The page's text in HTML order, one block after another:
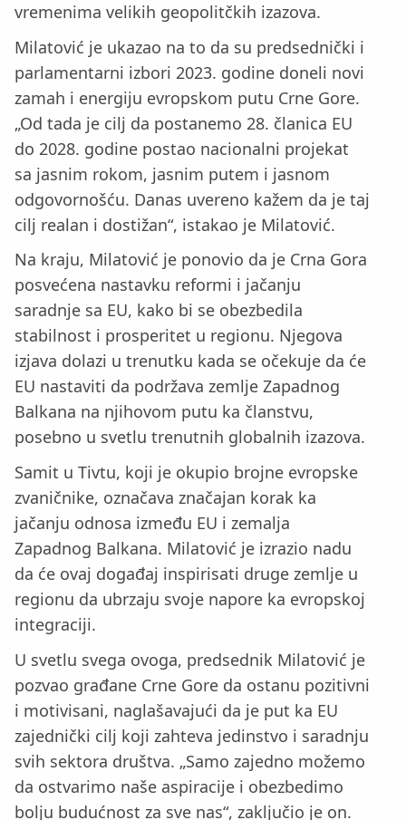
vremenima velikih geopolitčkih izazova.
Milatović je ukazao na to da su predsednički i
parlamentarni izbori 2023. godine doneli novi
zamah i energiju evropskom putu Crne Gore.
„Od tada je cilj da postanemo 28. članica EU
do 2028. godine postao nacionalni projekat
sa jasnim rokom, jasnim putem i jasnom
odgovornošću. Danas uvereno kažem da je taj
cilj realan i dostižan“, istakao je Milatović.
Na kraju, Milatović je ponovio da je Crna Gora
posvećena nastavku reformi i jačanju
saradnje sa EU, kako bi se obezbedila
stabilnost i prosperitet u regionu. Njegova
izjava dolazi u trenutku kada se očekuje da će
EU nastaviti da podržava zemlje Zapadnog
Balkana na njihovom putu ka članstvu,
posebno u svetlu trenutnih globalnih izazova.
Samit u Tivtu, koji je okupio brojne evropske
zvaničnike, označava značajan korak ka
jačanju odnosa između EU i zemalja
Zapadnog Balkana. Milatović je izrazio nadu
da će ovaj događaj inspirisati druge zemlje u
regionu da ubrzaju svoje napore ka evropskoj
integraciji.
U svetlu svega ovoga, predsednik Milatović je
pozvao građane Crne Gore da ostanu pozitivni
i motivisani, naglašavajući da je put ka EU
zajednički cilj koji zahteva jedinstvo i saradnju
svih sektora društva. „Samo zajedno možemo
da ostvarimo naše aspiracije i obezbedimo
bolju budućnost za sve nas“, zaključio je on.